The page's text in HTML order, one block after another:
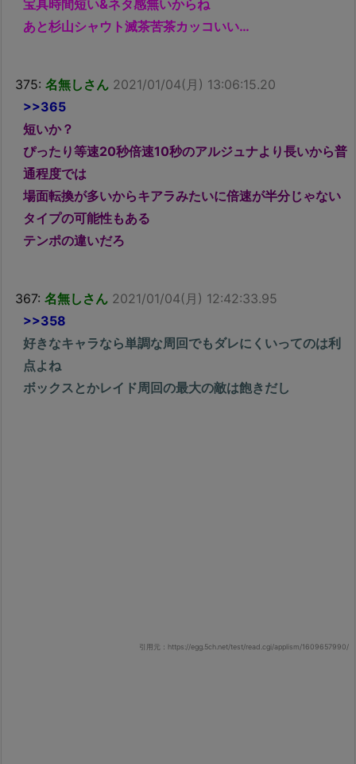
宝具時間短い&ネタ感無いからね
あと杉山シャウト滅茶苦茶カッコいい…
375: 名無しさん 2021/01/04(月) 13:06:15.20
>>365
短いか？
ぴったり等速20秒倍速10秒のアルジュナより長いから普
通程度では
場面転換が多いからキアラみたいに倍速が半分じゃない
タイプの可能性もある
テンポの違いだろ
367: 名無しさん 2021/01/04(月) 12:42:33.95
>>358
好きなキャラなら単調な周回でもダレにくいってのは利
点よね
ボックスとかレイド周回の最大の敵は飽きだし
引用元：https://egg.5ch.net/test/read.cgi/applism/1609657990/